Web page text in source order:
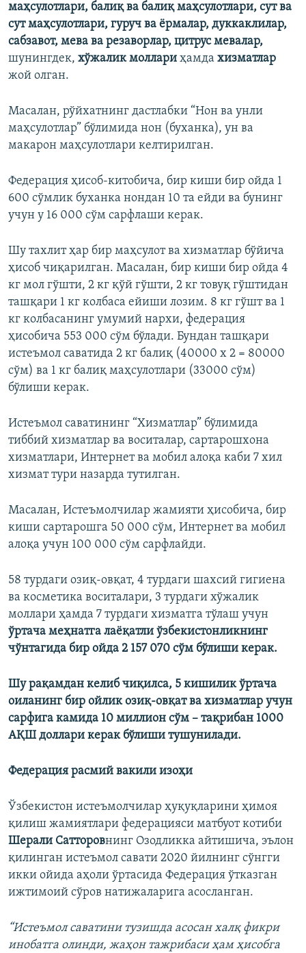
маҳсулотлари, балиқ ва балиқ маҳсулотлари, сут ва
сут маҳсулотлари, гуруч ва ёрмалар, дуккаклилар,
сабзавот, мева ва резаворлар, цитрус мевалар,
шунингдек, хўжалик моллари ҳамда хизматлар
жой олган.
Масалан, рўйхатнинг дастлабки “Нон ва унли
маҳсулотлар” бўлимида нон (буханка), ун ва
макарон маҳсулотлари келтирилган.
Федерация ҳисоб-китобича, бир киши бир ойда 1
600 сўмлик буханка нондан 10 та ейди ва бунинг
учун у 16 000 сўм сарфлаши керак.
Шу тахлит ҳар бир маҳсулот ва хизматлар бўйича
ҳисоб чиқарилган. Масалан, бир киши бир ойда 4
кг мол гўшти, 2 кг қўй гўшти, 2 кг товуқ гўштидан
ташқари 1 кг колбаса ейиши лозим. 8 кг гўшт ва 1
кг колбасанинг умумий нархи, федерация
ҳисобича 553 000 сўм бўлади. Бундан ташқари
истеъмол саватида 2 кг балиқ (40000 х 2 = 80000
сўм) ва 1 кг балиқ маҳсулотлари (33000 сўм)
бўлиши керак.
Истеъмол саватининг “Хизматлар” бўлимида
тиббий хизматлар ва воситалар, сартарошхона
хизматлари, Интернет ва мобил алоқа каби 7 хил
хизмат тури назарда тутилган.
Масалан, Истеъмолчилар жамияти ҳисобича, бир
киши сартарошга 50 000 сўм, Интернет ва мобил
алоқа учун 100 000 сўм сарфлайди.
58 турдаги озиқ-овқат, 4 турдаги шахсий гигиена
ва косметика воситалари, 3 турдаги хўжалик
моллари ҳамда 7 турдаги хизматга тўлаш учун
ўртача меҳнатга лаёқатли ўзбекистонликнинг
чўнтагида бир ойда 2 157 070 сўм бўлиши керак.
Шу рақамдан келиб чиқилса, 5 кишилик ўртача
оиланинг бир ойлик озиқ-овқат ва хизматлар учун
сарфига камида 10 миллион сўм – тақрибан 1000
АҚШ доллари керак бўлиши тушунилади.
Федерация расмий вакили изоҳи
Ўзбекистон истеъмолчилар ҳуқуқларини ҳимоя
қилиш жамиятлари федерацияси матбуот котиби
Шерали Сатторовнинг Озодликка айтишича, эълон
қилинган истеъмол савати 2020 йилнинг сўнгги
икки ойида аҳоли ўртасида Федерация ўтказган
ижтимоий сўров натижаларига асосланган.
“Истеъмол саватини тузишда асосан халқ фикри
инобатга олинди, жаҳон тажрибаси ҳам ҳисобга